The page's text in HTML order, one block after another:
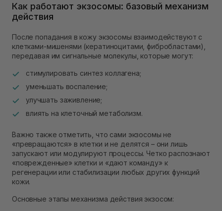
Как работают экзосомы: базовый механизм
действия
После попадания в кожу экзосомы взаимодействуют с
клетками-мишенями (кератиноцитами, фибробластами),
передавая им сигнальные молекулы, которые могут:
стимулировать синтез коллагена;
уменьшать воспаление;
улучшать заживление;
влиять на клеточный метаболизм.
Важно также отметить, что сами экзосомы не
«превращаются» в клетки и не делятся – они лишь
запускают или модулируют процессы. Четко распознают
«поврежденные» клетки и «дают команду» к
регенерации или стабилизации любых других функций
кожи.
Основные этапы механизма действия экзосом: